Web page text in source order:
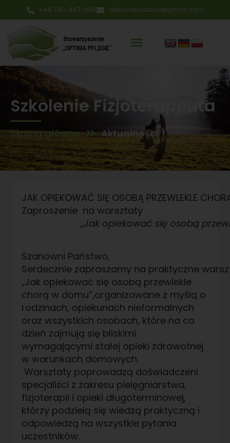
+48 790-847-666 ddbiuroklodawa@gmail.com
Szkolenie Fizjoterapeuta
Strona główna Aktualności
JAK OPIEKOWAĆ SIĘ OSOBĄ PRZEWLEKLE
Zaproszenie na warsztaty
„Jak opiekować się osobą
Szanowni Państwo,
Serdecznie zapraszamy na praktyczne
„Jak opiekować się osobą przewlekle
chorą w domu”,organizowane z myślą o
rodzinach, opiekunach nieformalnych
oraz wszystkich osobach, które na co
dzień zajmują się bliskimi
wymagającymi stałej opieki zdrowotnej
w warunkach domowych.
Warsztaty poprowadzą doświadczeni
specjaliści z zakresu pielęgniarstwa,
fizjoterapii i opieki długoterminowej,
którzy podzielą się wiedzą praktyczną i
odpowiedzą na wszystkie pytania
uczestników.